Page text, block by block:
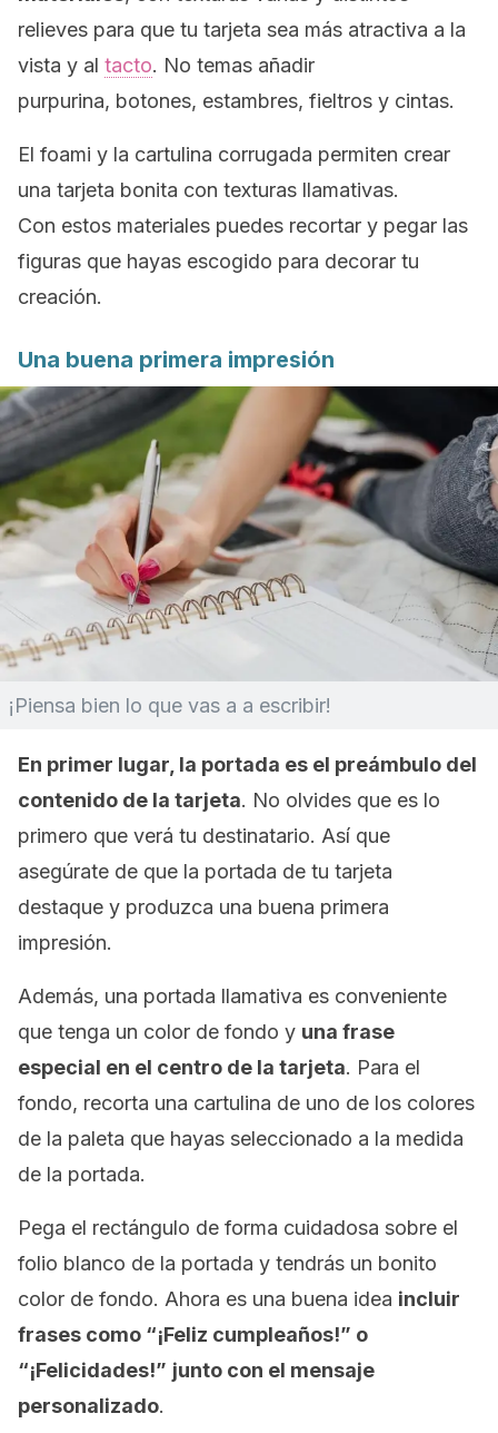
relieves para que tu tarjeta sea más atractiva a la
vista y al tacto. No temas añadir
purpurina, botones, estambres, fieltros y cintas.
El foami y la cartulina corrugada permiten crear
una tarjeta bonita con texturas llamativas.
Con estos materiales puedes recortar y pegar las
figuras que hayas escogido para decorar tu
creación.
Una buena primera impresión
¡Piensa bien lo que vas a a escribir!
En primer lugar, la portada es el preámbulo del
contenido de la tarjeta. No olvides que es lo
primero que verá tu destinatario. Así que
asegúrate de que la portada de tu tarjeta
destaque y produzca una buena primera
impresión.
Además, una portada llamativa es conveniente
que tenga un color de fondo y una frase
especial en el centro de la tarjeta. Para el
fondo, recorta una cartulina de uno de los colores
de la paleta que hayas seleccionado a la medida
de la portada.
Pega el rectángulo de forma cuidadosa sobre el
folio blanco de la portada y tendrás un bonito
color de fondo. Ahora es una buena idea incluir
frases como “¡Feliz cumpleaños!” o
“¡Felicidades!” junto con el mensaje
personalizado.